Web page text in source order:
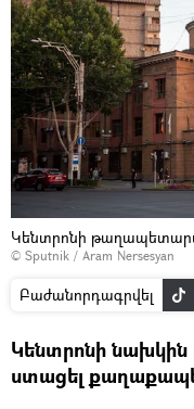
Կենտրոնի
© Sputnik / Aram Nersesyan
Բաժանորդագրվել
Կենտրոնի
ստացել